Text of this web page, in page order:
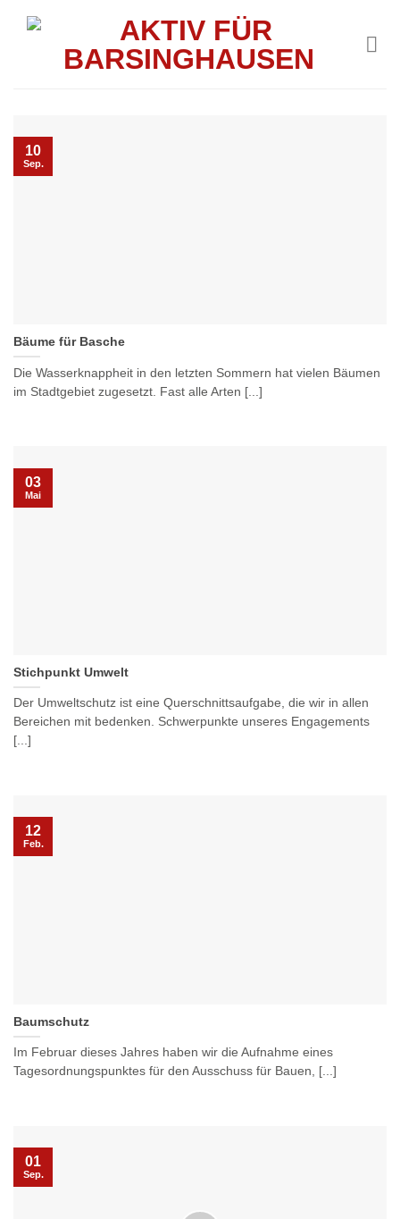
Bäume für Basche
Die Wasserknappheit in den letzten Sommern hat vielen Bäumen
im Stadtgebiet zugesetzt. Fast alle Arten [...]
10
Sep.
Stichpunkt Umwelt
Der Umweltschutz ist eine Querschnittsaufgabe, die wir in allen
Bereichen mit bedenken. Schwerpunkte unseres Engagements
[...]
03
Mai
Baumschutz
Im Februar dieses Jahres haben wir die Aufnahme eines
Tagesordnungspunktes für den Ausschuss für Bauen, [...]
12
Feb.
01
Sep.